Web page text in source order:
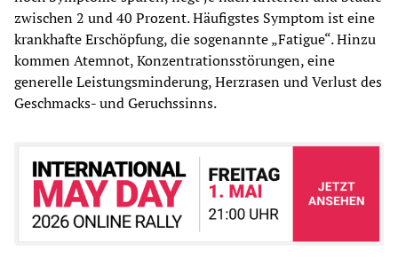
zwischen 2 und 40 Prozent. Häufigstes Symptom ist eine
krankhafte Erschöpfung, die sogenannte „Fatigue“. Hinzu
kommen Atemnot, Konzentrationsstörungen, eine
generelle Leistungsminderung, Herzrasen und Verlust des
Geschmacks- und Geruchssinns.